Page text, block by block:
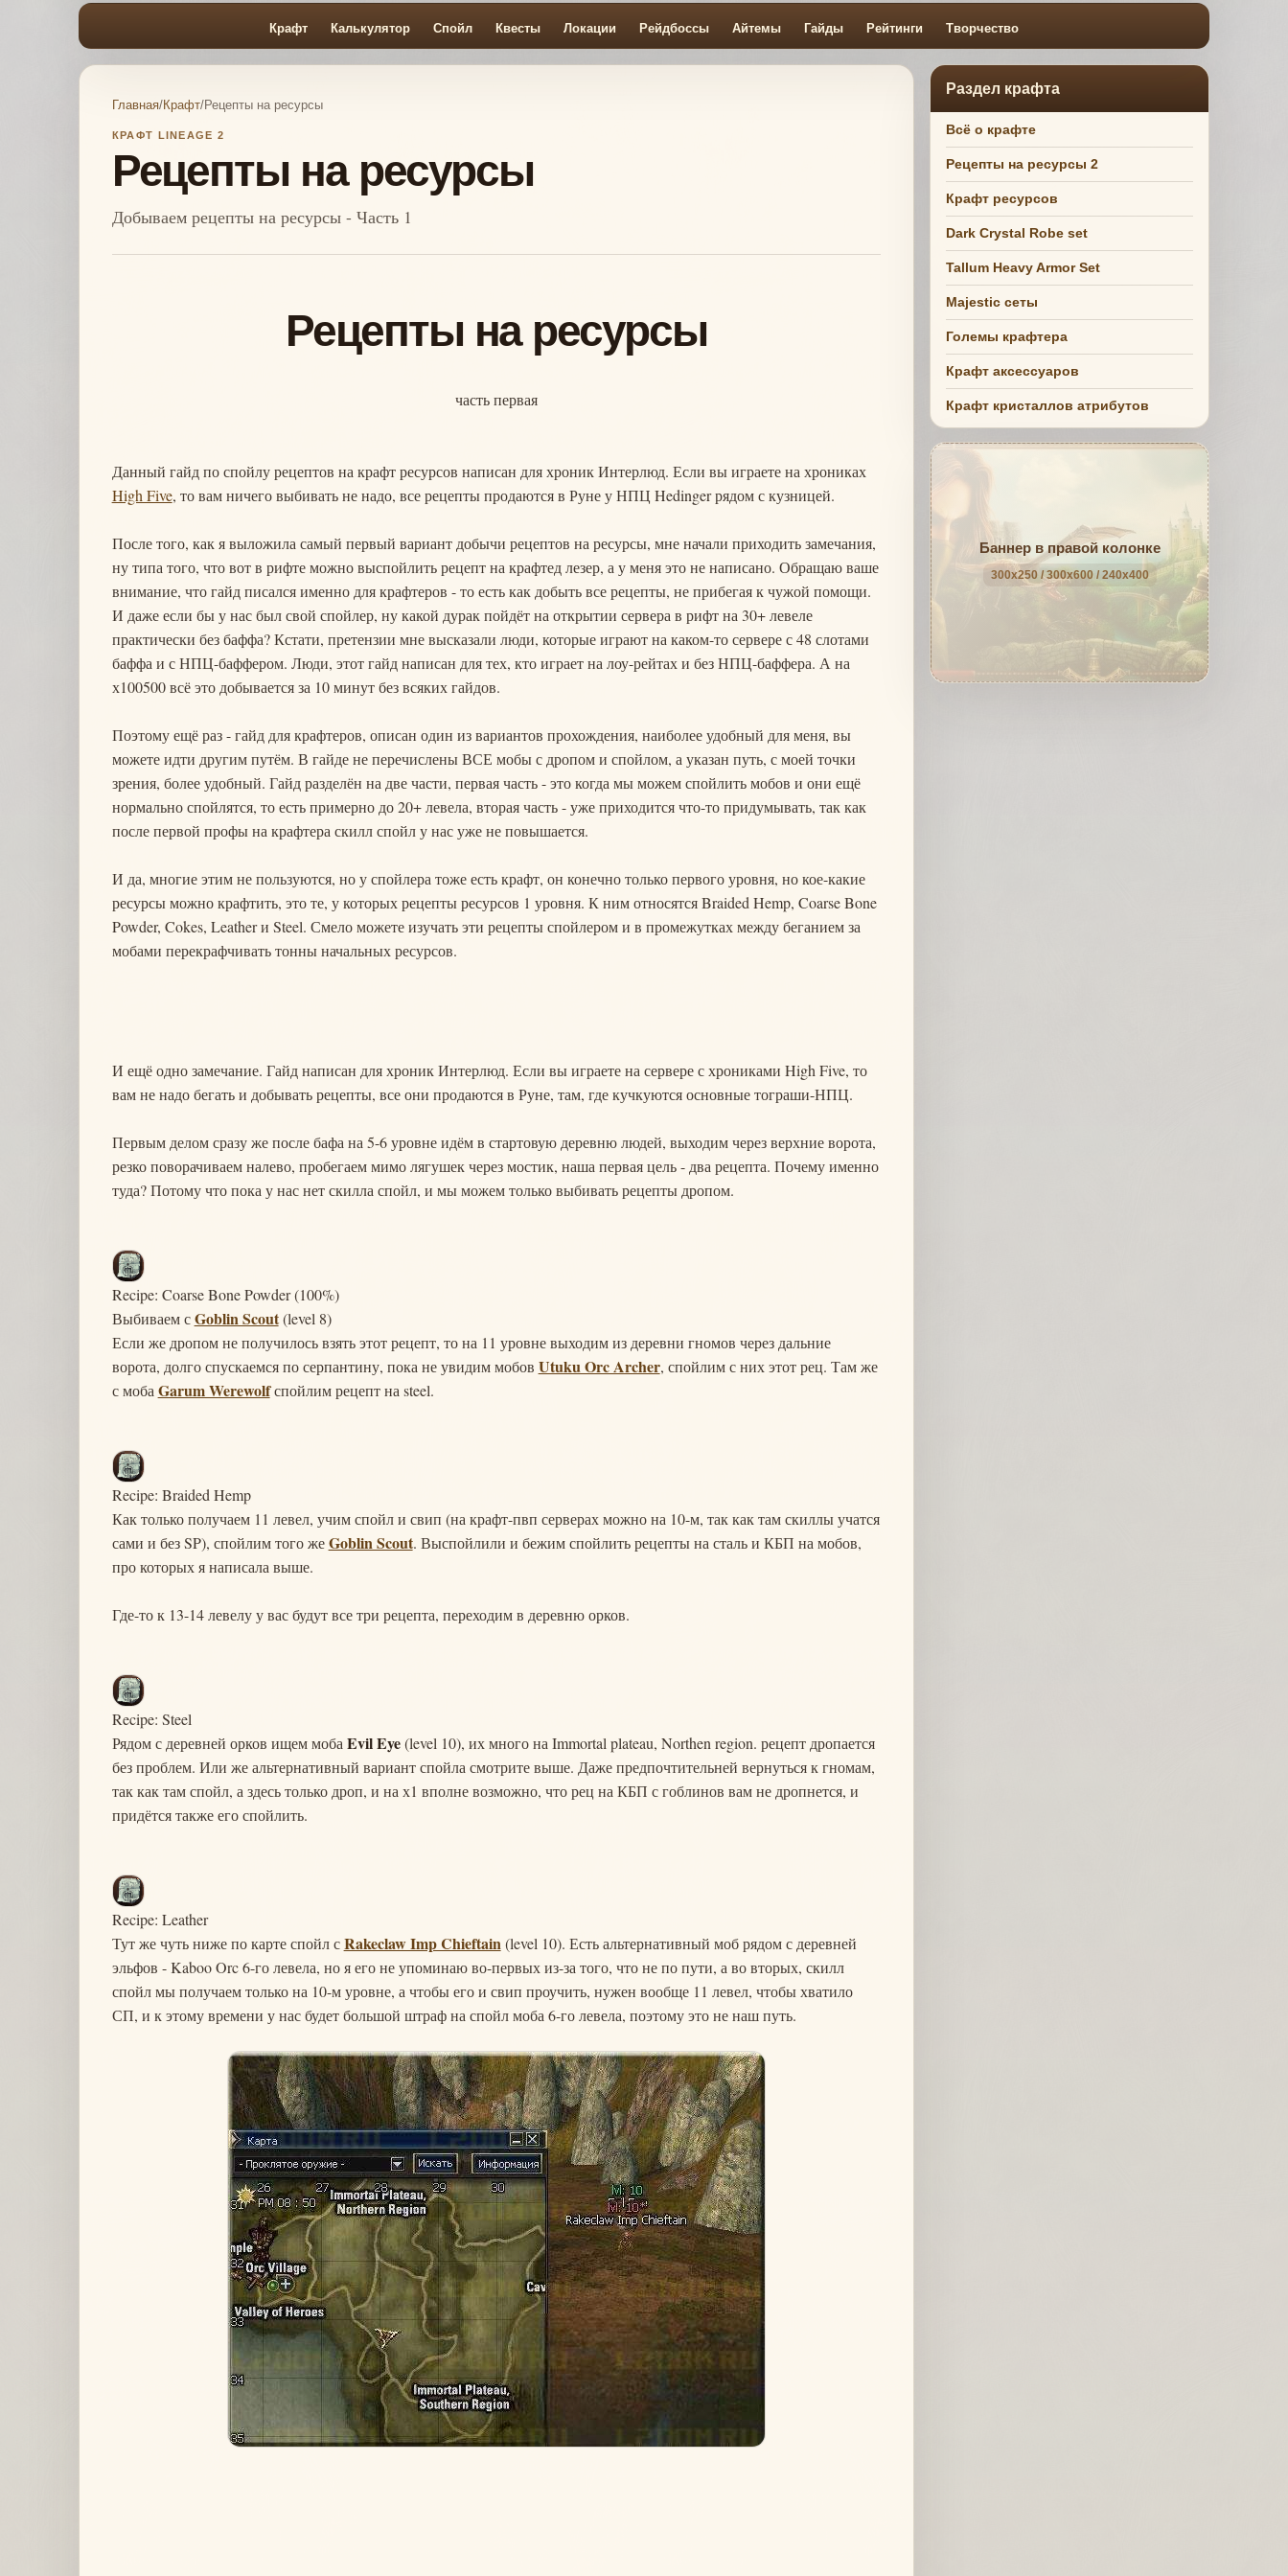
Крафт Калькулятор Спойл Квесты Локации Рейдбоссы Айтемы Гайды Рейтинги Творчество
Главная/Крафт/Рецепты на ресурсы
КРАФТ LINEAGE 2
Рецепты на ресурсы
Добываем рецепты на ресурсы - Часть 1
Рецепты на ресурсы
часть первая
Данный гайд по спойлу рецептов на крафт ресурсов написан для хроник Интерлюд. Если вы играете на хрониках
High Five, то вам ничего выбивать не надо, все рецепты продаются в Руне у НПЦ Hedinger рядом с кузницей.
После того, как я выложила самый первый вариант добычи рецептов на ресурсы, мне начали приходить замечания,
ну типа того, что вот в рифте можно выспойлить рецепт на крафтед лезер, а у меня это не написано. Обращаю ваше
внимание, что гайд писался именно для крафтеров - то есть как добыть все рецепты, не прибегая к чужой помощи.
И даже если бы у нас был свой спойлер, ну какой дурак пойдёт на открытии сервера в рифт на 30+ левеле
практически без баффа? Кстати, претензии мне высказали люди, которые играют на каком-то сервере с 48 слотами
баффа и с НПЦ-баффером. Люди, этот гайд написан для тех, кто играет на лоу-рейтах и без НПЦ-баффера. А на
х100500 всё это добывается за 10 минут без всяких гайдов.
Поэтому ещё раз - гайд для крафтеров, описан один из вариантов прохождения, наиболее удобный для меня, вы
можете идти другим путём. В гайде не перечислены ВСЕ мобы с дропом и спойлом, а указан путь, с моей точки
зрения, более удобный. Гайд разделён на две части, первая часть - это когда мы можем спойлить мобов и они ещё
нормально спойлятся, то есть примерно до 20+ левела, вторая часть - уже приходится что-то придумывать, так как
после первой профы на крафтера скилл спойл у нас уже не повышается.
И да, многие этим не пользуются, но у спойлера тоже есть крафт, он конечно только первого уровня, но кое-какие
ресурсы можно крафтить, это те, у которых рецепты ресурсов 1 уровня. К ним относятся Braided Hemp, Coarse Bone
Powder, Cokes, Leather и Steel. Смело можете изучать эти рецепты спойлером и в промежутках между беганием за
мобами перекрафчивать тонны начальных ресурсов.
И ещё одно замечание. Гайд написан для хроник Интерлюд. Если вы играете на сервере с хрониками High Five, то
вам не надо бегать и добывать рецепты, все они продаются в Руне, там, где кучкуются основные тограши-НПЦ.
Первым делом сразу же после бафа на 5-6 уровне идём в стартовую деревню людей, выходим через верхние ворота,
резко поворачиваем налево, пробегаем мимо лягушек через мостик, наша первая цель - два рецепта. Почему именно
туда? Потому что пока у нас нет скилла спойл, и мы можем только выбивать рецепты дропом.
Recipe: Coarse Bone Powder (100%)
Выбиваем сGoblin Scout(level 8)
Если же дропом не получилось взять этот рецепт, то на 11 уровне выходим из деревни гномов через дальние
ворота, долго спускаемся по серпантину, пока не увидим мобов Utuku Orc Archer, спойлим с них этот рец. Там же
с моба Garum Werewolfспойлим рецепт на steel.
Recipe: Braided Hemp
Как только получаем 11 левел, учим спойл и свип (на крафт-пвп серверах можно на 10-м, так как там скиллы учатся
сами и без SP), спойлим того жеGoblin Scout. Выспойлили и бежим спойлить рецепты на сталь и КБП на мобов,
про которых я написала выше.
Где-то к 13-14 левелу у вас будут все три рецепта, переходим в деревню орков.
Recipe: Steel
Рядом с деревней орков ищем моба Evil Eye(level 10), их много на Immortal plateau, Northen region. рецепт дропается
без проблем. Или же альтернативный вариант спойла смотрите выше. Даже предпочтительней вернуться к гномам,
так как там спойл, а здесь только дроп, и на х1 вполне возможно, что рец на КБП с гоблинов вам не дропнется, и
придётся также его спойлить.
Recipe: Leather
Тут же чуть ниже по карте спойл сRakeclaw Imp Chieftain (level 10). Есть альтернативный моб рядом с деревней
эльфов - Kaboo Orc 6-го левела, но я его не упоминаю во-первых из-за того, что не по пути, а во вторых, скилл
спойл мы получаем только на 10-м уровне, а чтобы его и свип проучить, нужен вообще 11 левел, чтобы хватило
СП, и к этому времени у нас будет большой штраф на спойл моба 6-го левела, поэтому это не наш путь.
Раздел крафта
Всё о крафте
Рецепты на ресурсы 2
Крафт ресурсов
Dark Crystal Robe set
Tallum Heavy Armor Set
Majestic сеты
Големы крафтера
Крафт аксессуаров
Крафт кристаллов атрибутов
Баннер в правой колонке
300x250 / 300x600 / 240x400